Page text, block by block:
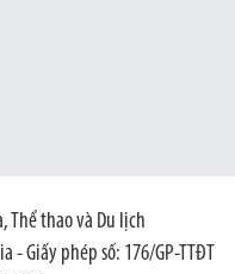
Thể thao và Du lịch
- Giấy phép số: 176/GP-TTĐT